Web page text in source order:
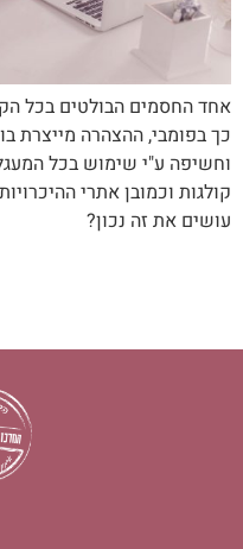
אחד החסמים הבולטים בכל
כך בפומבי, ההצהרה מייצרת
וחשיפה ע"י שימוש בכל
קולגות וכמובן אתרי
עושים את זה נכון?